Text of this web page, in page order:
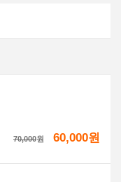
70,000원 60,000원